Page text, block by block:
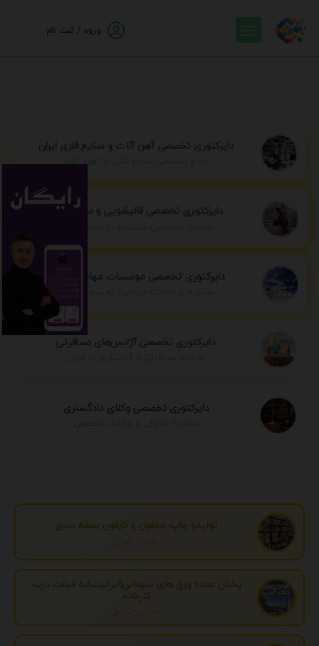
ورود / ثبت نام
دایرکتوری تخصصی آهن آلات و صنایع فلزی ایران
مرجع تخصصی صنایع فلزی و آهن آلات
دایرکتوری تخصصی قالیشویی و مبل شویی
دایرکتوری تخصصی موسسات مهاجرتی ایران
مشاوره و خدمات مهاجرت به سراسر جهان
دایرکتوری تخصصی آژانس‌های مسافرتی
دایرکتوری تخصصی وکلای دادگستری
تولیدو چاپ سلفون و نایلون بسته بندی
تهران، تهران
پخش عمده ورق های سیمانی(ایرانیت)به قیمت درب
کارخانه
مازندران، آمل